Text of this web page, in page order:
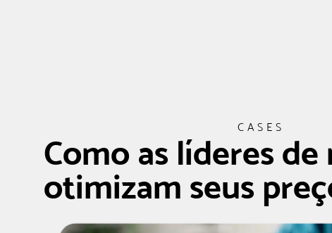
CASES
Como as líderes
otimizam seus